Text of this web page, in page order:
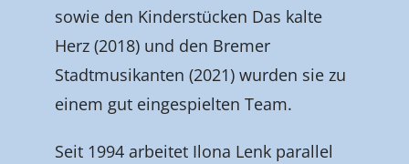
sowie den Kinderstücken Das kalte
Herz (2018) und den Bremer
Stadtmusikanten (2021) wurden sie zu
einem gut eingespielten Team.
Seit 1994 arbeitet Ilona Lenk parallel